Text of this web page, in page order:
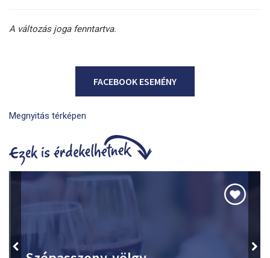
A változás joga fenntartva.
FACEBOOK ESEMÉNY
Megnyitás térképen